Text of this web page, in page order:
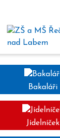
Bakaláři
Jídelníček